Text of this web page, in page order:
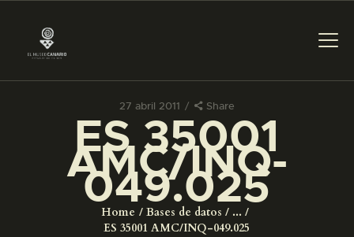
27 abril 2011 Share
ES 35001
AMC/INQ-
049.025
Home Bases de datos
...
ES 35001 AMC/INQ-049.025
PREPARAR LA VISITA
ACTIVIDADES